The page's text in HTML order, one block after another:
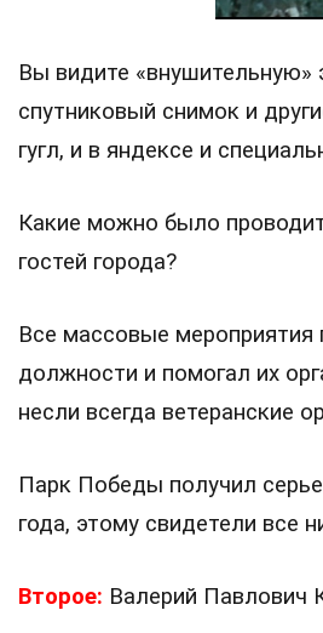
Вы видите
спутниковый снимок и
гугл, и в яндексе и
Какие можно было
гостей города?
Все массовые мероприятия
должности и помогал их
несли всегда ветеранские
Парк Победы получил
года, этому свидетели все
Второе: Валерий Павлович